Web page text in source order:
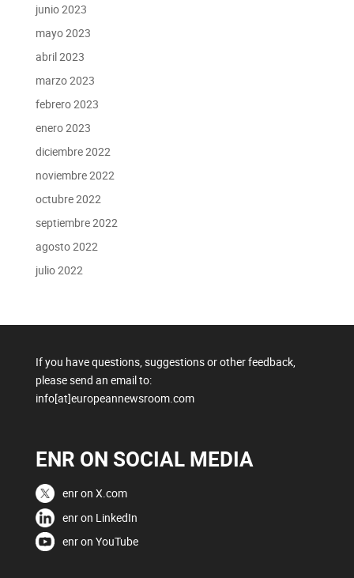
junio 2023
mayo 2023
abril 2023
marzo 2023
febrero 2023
enero 2023
diciembre 2022
noviembre 2022
octubre 2022
septiembre 2022
agosto 2022
julio 2022
If you have questions, suggestions or other feedback,
please send an email to:
info[at]europeannewsroom.com
ENR ON SOCIAL MEDIA
enr on X.com
enr on LinkedIn
enr on YouTube